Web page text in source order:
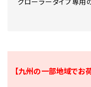
クローラータイプ専用
【九州の一部地域でお